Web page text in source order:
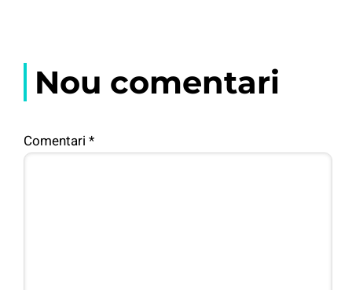
Nou comentari
Comentari *